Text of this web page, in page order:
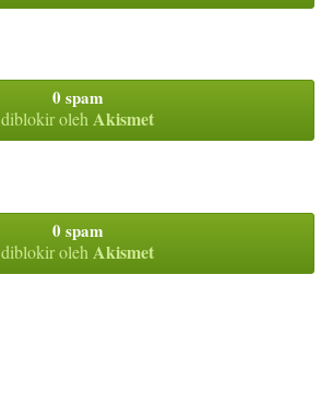
0 spam
diblokir olehAkismet
0 spam
diblokir oleh Akismet